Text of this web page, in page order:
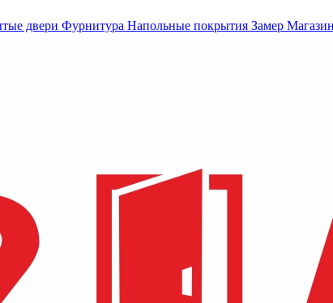
двери Фурнитура Напольные покрытия Замер